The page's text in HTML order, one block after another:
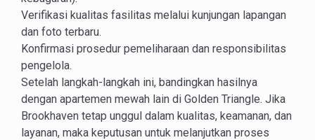
Verifikasi kualitas fasilitas melalui kunjungan lapangan
dan foto terbaru.
Konfirmasi prosedur pemeliharaan dan responsibilitas
pengelola.
Setelah langkah-langkah ini, bandingkan hasilnya
dengan apartemen mewah lain di Golden Triangle. Jika
Brookhaven tetap unggul dalam kualitas, keamanan, dan
layanan, maka keputusan untuk melanjutkan proses